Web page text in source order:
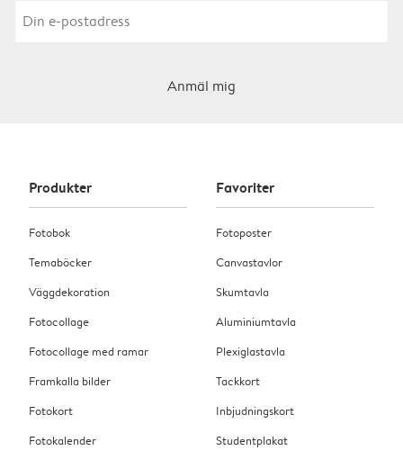
Anmäl mig
Produkter
Fotobok
Temaböcker
Väggdekoration
Fotocollage
Fotocollage med ramar
Framkalla bilder
Fotokort
Fotokalender
Favoriter
Fotoposter
Canvastavlor
Skumtavla
Aluminiumtavla
Plexiglastavla
Tackkort
Inbjudningskort
Studentplakat